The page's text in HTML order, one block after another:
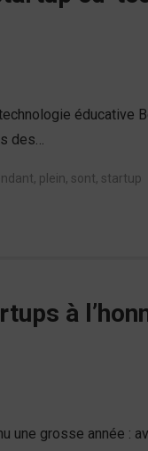
éducative
des…
, plein, sont, startup
à
une grosse année :